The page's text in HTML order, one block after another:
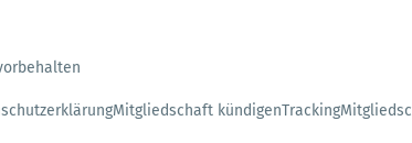
Mitgliedschaft kündigenTracking